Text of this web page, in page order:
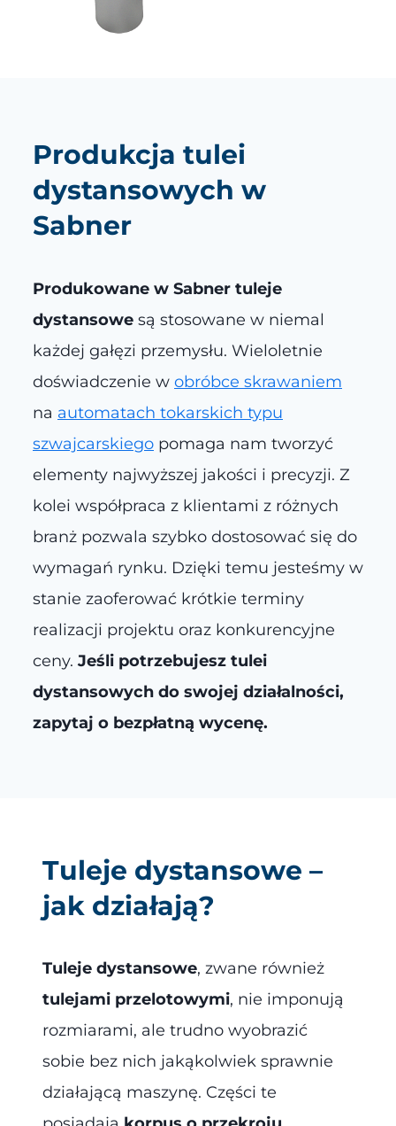
Produkcja tulei
dystansowych w
Sabner
Produkowane w Sabner tuleje
dystansowe są stosowane w niemal
każdej gałęzi przemysłu. Wieloletnie
doświadczenie w obróbce skrawaniem
na automatach tokarskich typu
szwajcarskiego pomaga nam tworzyć
elementy najwyższej jakości i precyzji. Z
kolei współpraca z klientami z różnych
branż pozwala szybko dostosować się do
wymagań rynku. Dzięki temu jesteśmy w
stanie zaoferować krótkie terminy
realizacji projektu oraz konkurencyjne
ceny. Jeśli potrzebujesz tulei
dystansowych do swojej działalności,
zapytaj o bezpłatną wycenę.
Tuleje dystansowe –
jak działają?
Tuleje dystansowe, zwane również
tulejami przelotowymi, nie imponują
rozmiarami, ale trudno wyobrazić
sobie bez nich jakąkolwiek sprawnie
działającą maszynę. Części te